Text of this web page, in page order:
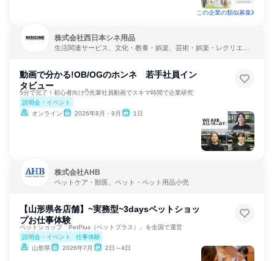
この企業の類似募集
株式会社西日本シネ用品
生活関連サービス、文化・教養・娯楽、芸術・娯楽・レクリエー
動画で分かる!OB/OGのホンネ 若手社員イン
タビュー
5分で完了！初心者向け✋先輩社員動画でスキマ時間で企業研究
説明会・イベント
オンライン
2026年8月・9月 1日
株式会社AHB
ペットケア・獣医、ペット・ペット用品小売
【山形県各店舗】~実務型~3daysペットショッ
プお仕事体験
ペットショップ「PetPlus（ペットプラス）」を全国で運営
説明会・イベント
仕事体験
山形県
2026年7月 2日～4日